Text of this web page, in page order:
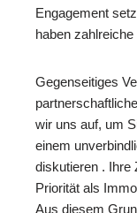
Engagement
haben
Gegenseitiges
wir uns auf, um
einem
diskutieren . Ihre
Priorität als
Aus diesem